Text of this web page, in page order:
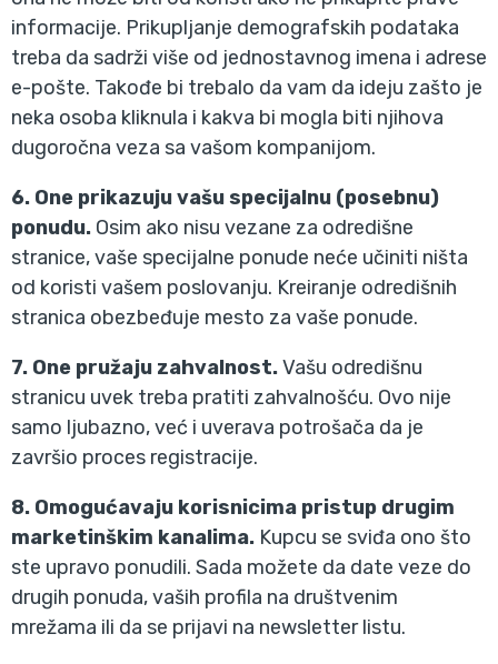
informacije. Prikupljanje demografskih podataka
treba da sadrži više od jednostavnog imena i adrese
e-pošte. Takođe bi trebalo da vam da ideju zašto je
neka osoba kliknula i kakva bi mogla biti njihova
dugoročna veza sa vašom kompanijom.
6. One prikazuju vašu specijalnu (posebnu)
ponudu. Osim ako nisu vezane za odredišne
stranice, vaše specijalne ponude neće učiniti ništa
od koristi vašem poslovanju. Kreiranje odredišnih
stranica obezbeđuje mesto za vaše ponude.
7. One pružaju zahvalnost.Vašu odredišnu
stranicu uvek treba pratiti zahvalnošću. Ovo nije
samo ljubazno, već i uverava potrošača da je
završio proces registracije.
8. Omogućavaju korisnicima pristup drugim
marketinškim kanalima. Kupcu se sviđa ono što
ste upravo ponudili. Sada možete da date veze do
drugih ponuda, vaših profila na društvenim
mrežama ili da se prijavi na newsletter listu.